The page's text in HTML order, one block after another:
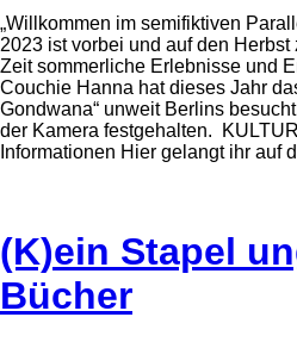
„Willkommen im semifiktiven
2023 ist vorbei und auf den
Zeit sommerliche Erlebnisse und
Couchie Hanna hat dieses Jahr
Gondwana“ unweit Berlins
der Kamera festgehalten.
Informationen Hier gelangt ihr auf
(K)ein Stapel
Bücher